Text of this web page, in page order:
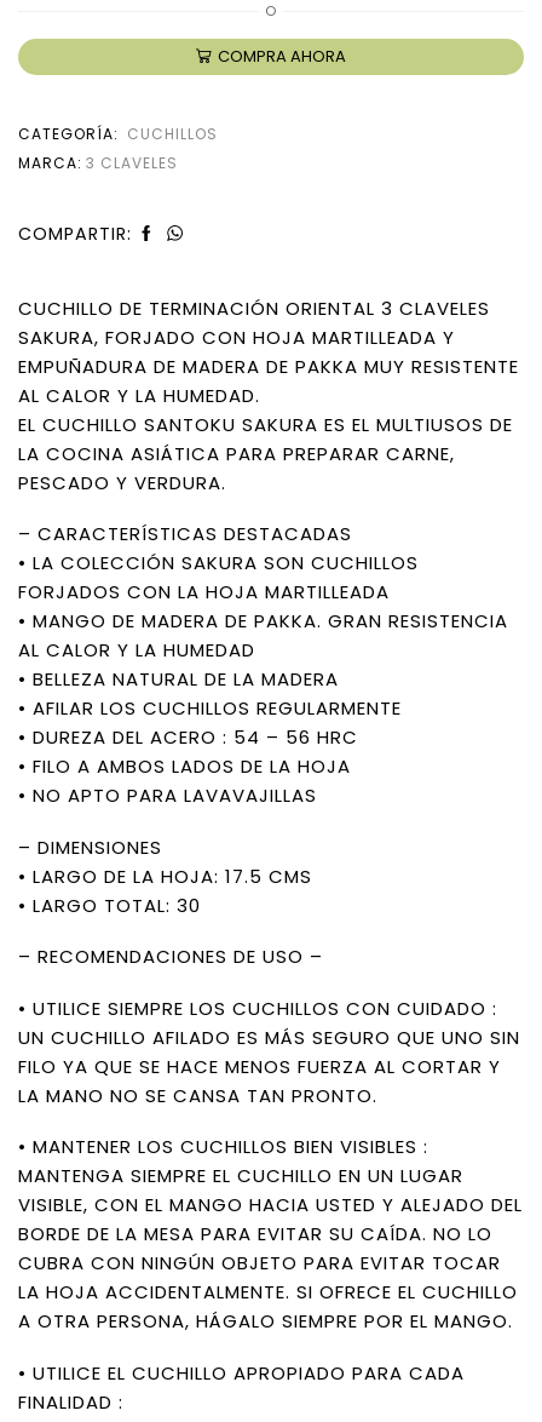
O
COMPRA AHORA
CATEGORÍA: CUCHILLOS
MARCA: 3 CLAVELES
COMPARTIR:
CUCHILLO DE TERMINACIÓN ORIENTAL 3 CLAVELES
SAKURA, FORJADO CON HOJA MARTILLEADA Y
EMPUÑADURA DE MADERA DE PAKKA MUY RESISTENTE
AL CALOR Y LA HUMEDAD.
EL CUCHILLO SANTOKU SAKURA ES EL MULTIUSOS DE
LA COCINA ASIÁTICA PARA PREPARAR CARNE,
PESCADO Y VERDURA.
– CARACTERÍSTICAS DESTACADAS
• LA COLECCIÓN SAKURA SON CUCHILLOS
FORJADOS CON LA HOJA MARTILLEADA
• MANGO DE MADERA DE PAKKA. GRAN RESISTENCIA
AL CALOR Y LA HUMEDAD
• BELLEZA NATURAL DE LA MADERA
• AFILAR LOS CUCHILLOS REGULARMENTE
• DUREZA DEL ACERO : 54 – 56 HRC
• FILO A AMBOS LADOS DE LA HOJA
• NO APTO PARA LAVAVAJILLAS
– DIMENSIONES
• LARGO DE LA HOJA: 17.5 CMS
• LARGO TOTAL: 30
– RECOMENDACIONES DE USO –
• UTILICE SIEMPRE LOS CUCHILLOS CON CUIDADO :
UN CUCHILLO AFILADO ES MÁS SEGURO QUE UNO SIN
FILO YA QUE SE HACE MENOS FUERZA AL CORTAR Y
LA MANO NO SE CANSA TAN PRONTO.
• MANTENER LOS CUCHILLOS BIEN VISIBLES :
MANTENGA SIEMPRE EL CUCHILLO EN UN LUGAR
VISIBLE, CON EL MANGO HACIA USTED Y ALEJADO DEL
BORDE DE LA MESA PARA EVITAR SU CAÍDA. NO LO
CUBRA CON NINGÚN OBJETO PARA EVITAR TOCAR
LA HOJA ACCIDENTALMENTE. SI OFRECE EL CUCHILLO
A OTRA PERSONA, HÁGALO SIEMPRE POR EL MANGO.
• UTILICE EL CUCHILLO APROPIADO PARA CADA
FINALIDAD :